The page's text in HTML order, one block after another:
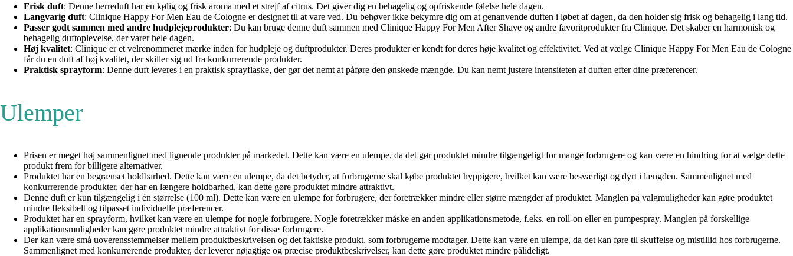
Frisk duft: Denne herreduft har en kølig og frisk aroma med et strejf af citrus. Det giver dig en behagelig og opfriskende følelse hele dagen.
Langvarig duft: Clinique Happy For Men Eau de Cologne er designet til at vare ved. Du behøver ikke bekymre dig om at genanvende duften i løbet af dagen, da den holder sig frisk og behagelig i lang tid.
Passer godt sammen med andre hudplejeprodukter: Du kan bruge denne duft sammen med Clinique Happy For Men After Shave og andre favoritprodukter fra Clinique. Det skaber en harmonisk og
behagelig duftoplevelse, der varer hele dagen.
Høj kvalitet: Clinique er et velrenommeret mærke inden for hudpleje og duftprodukter. Deres produkter er kendt for deres høje kvalitet og effektivitet. Ved at vælge Clinique Happy For Men Eau de Cologne
får du en duft af høj kvalitet, der skiller sig ud fra konkurrerende produkter.
Praktisk sprayform: Denne duft leveres i en praktisk sprayflaske, der gør det nemt at påføre den ønskede mængde. Du kan nemt justere intensiteten af duften efter dine præferencer.
Ulemper
Prisen er meget høj sammenlignet med lignende produkter på markedet. Dette kan være en ulempe, da det gør produktet mindre tilgængeligt for mange forbrugere og kan være en hindring for at vælge dette
produkt frem for billigere alternativer.
Produktet har en begrænset holdbarhed. Dette kan være en ulempe, da det betyder, at forbrugerne skal købe produktet hyppigere, hvilket kan være besværligt og dyrt i længden. Sammenlignet med
konkurrerende produkter, der har en længere holdbarhed, kan dette gøre produktet mindre attraktivt.
Denne duft er kun tilgængelig i én størrelse (100 ml). Dette kan være en ulempe for forbrugere, der foretrækker mindre eller større mængder af produktet. Manglen på valgmuligheder kan gøre produktet
mindre fleksibelt og tilpasset individuelle præferencer.
Produktet har en sprayform, hvilket kan være en ulempe for nogle forbrugere. Nogle foretrækker måske en anden applikationsmetode, f.eks. en roll-on eller en pumpespray. Manglen på forskellige
applikationsmuligheder kan gøre produktet mindre attraktivt for disse forbrugere.
Der kan være små uoverensstemmelser mellem produktbeskrivelsen og det faktiske produkt, som forbrugerne modtager. Dette kan være en ulempe, da det kan føre til skuffelse og mistillid hos forbrugerne.
Sammenlignet med konkurrerende produkter, der leverer nøjagtige og præcise produktbeskrivelser, kan dette gøre produktet mindre pålideligt.